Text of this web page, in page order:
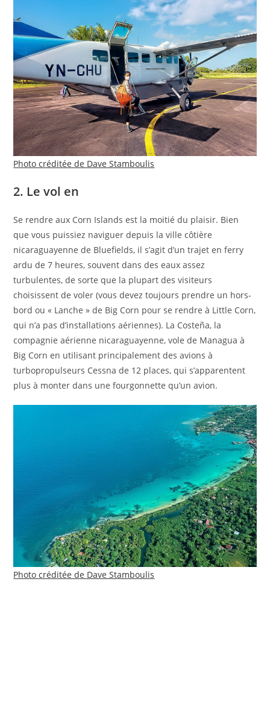
Photo créditée de Dave Stamboulis
2. Le vol en
Se rendre aux Corn Islands est la moitié du plaisir. Bien
que vous puissiez naviguer depuis la ville côtière
nicaraguayenne de Bluefields, il s’agit d’un trajet en ferry
ardu de 7 heures, souvent dans des eaux assez
turbulentes, de sorte que la plupart des visiteurs
choisissent de voler (vous devez toujours prendre un hors-
bord ou « Lanche » de Big Corn pour se rendre à Little Corn,
qui n’a pas d’installations aériennes). La Costeña, la
compagnie aérienne nicaraguayenne, vole de Managua à
Big Corn en utilisant principalement des avions à
turbopropulseurs Cessna de 12 places, qui s’apparentent
plus à monter dans une fourgonnette qu’un avion.
Photo créditée de Dave Stamboulis